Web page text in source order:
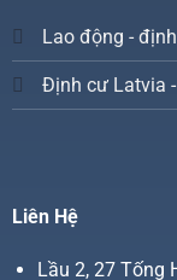
Lao động -
Định cư Latvia
Liên Hệ
Lầu 2, 27 Tống